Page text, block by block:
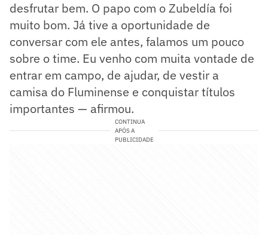
desfrutar bem. O papo com o Zubeldía foi
muito bom. Já tive a oportunidade de
conversar com ele antes, falamos um pouco
sobre o time. Eu venho com muita vontade de
entrar em campo, de ajudar, de vestir a
camisa do Fluminense e conquistar títulos
importantes — afirmou.
CONTINUA
APÓS A
PUBLICIDADE